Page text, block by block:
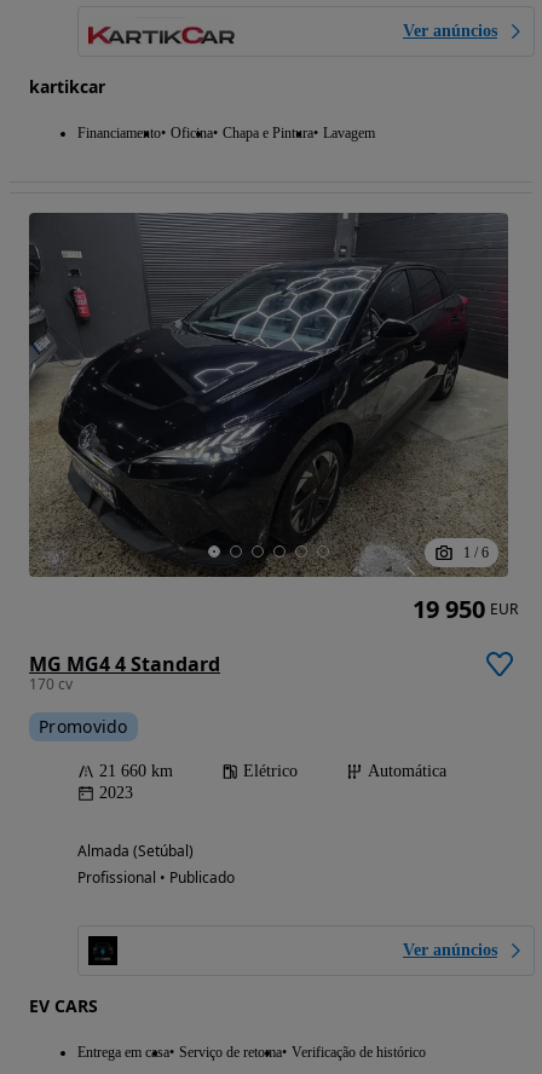
Ver anúncios
kartikcar
Financiamento Oficina Chapa e Pintura Lavagem
1 / 6
MG MG4 4 Standard
170 cv
Promovido
21 660 km Elétrico
Automática
2023
Almada (Setúbal)
Profissional • Publicado
Ver anúncios
EV CARS
Entrega em casa Serviço de retoma Verificação de histórico
19 950 EUR